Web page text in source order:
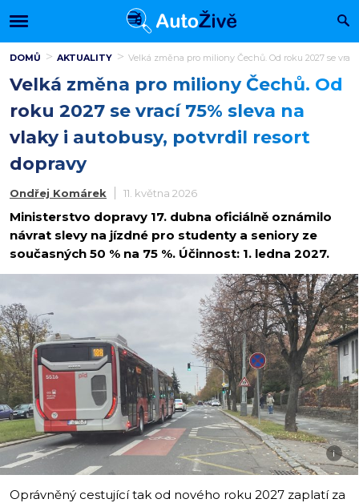
DOMŮ AKTUALITY Velká změna pro miliony Čechů. Od roku 2027 se
Velká změna pro miliony Čechů. Od
roku 2027 se vrací 75% sleva na
vlaky i autobusy, potvrdil resort
dopravy
Ondřej Komárek 11. května 2026
Ministerstvo dopravy 17. dubna oficiálně oznámilo
návrat slevy na jízdné pro studenty a seniory ze
současných 50 % na 75 %. Účinnost: 1. ledna 2027.
i
Oprávněný cestující tak od nového roku 2027 zaplatí za